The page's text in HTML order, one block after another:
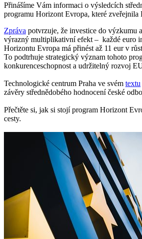
Přinášíme Vám informaci o výsledcích
programu Horizont Evropa, které zveřejnila
Zpráva potvrzuje, že investice do výzkumu
výrazný multiplikativní efekt – každé euro
Horizontu Evropa má přinést až 11 eur v
To podtrhuje strategický význam tohoto
konkurenceschopnost a udržitelný rozvoj
Technologické centrum Praha ve svém textu
závěry střednědobého hodnocení české
Přečtěte si, jak si stojí program Horizont
cesty.